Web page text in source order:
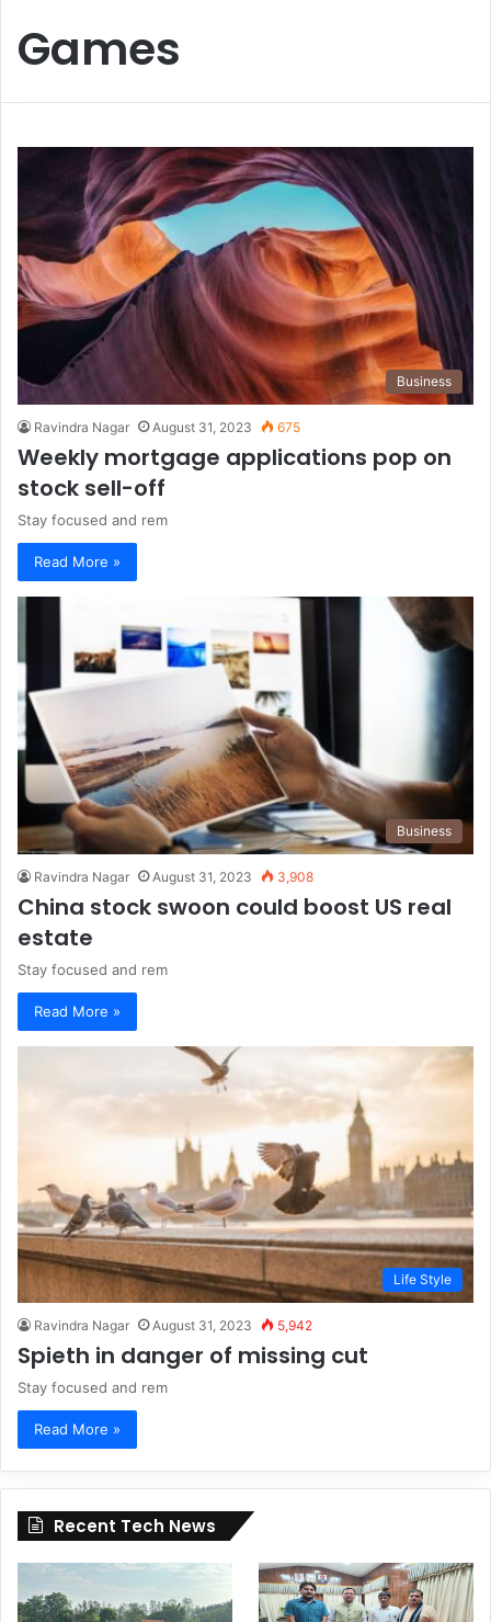
Games
Business
Ravindra Nagar August 31, 2023 675
Weekly mortgage applications pop on
stock sell-off
Stay focused and rem
Read More »
Business
Ravindra Nagar August 31, 2023 3,908
China stock swoon could boost US real
estate
Stay focused and rem
Read More »
Life Style
Ravindra Nagar August 31, 2023 5,942
Spieth in danger of missing cut
Stay focused and rem
Read More »
Recent Tech News